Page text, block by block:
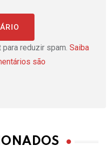
reduzir spam. Saiba
são